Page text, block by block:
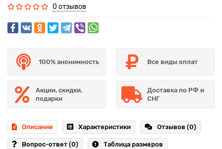
0 отзывов
100% анонимность Все виды оплат
Акции, скидки,
подарки
Доставка по РФ и
СНГ
Описание Характеристики Отзывов (0)
Вопрос-ответ (0) Таблица размеров